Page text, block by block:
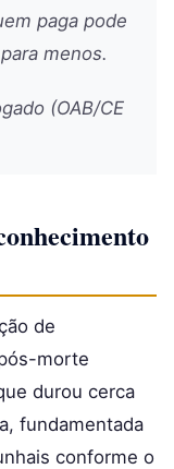
paga pode
menos.
(OAB/CE
de
morte
durou cerca
fundamentada
conforme o